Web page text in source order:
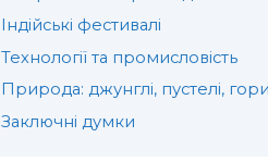
Індійські фестивалі
Технології та промисловість
Природа: джунглі, пустелі, гори
Заключні думки